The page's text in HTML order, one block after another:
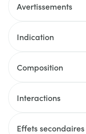
Avertissements
Indication
Composition
Interactions
Effets secondaires